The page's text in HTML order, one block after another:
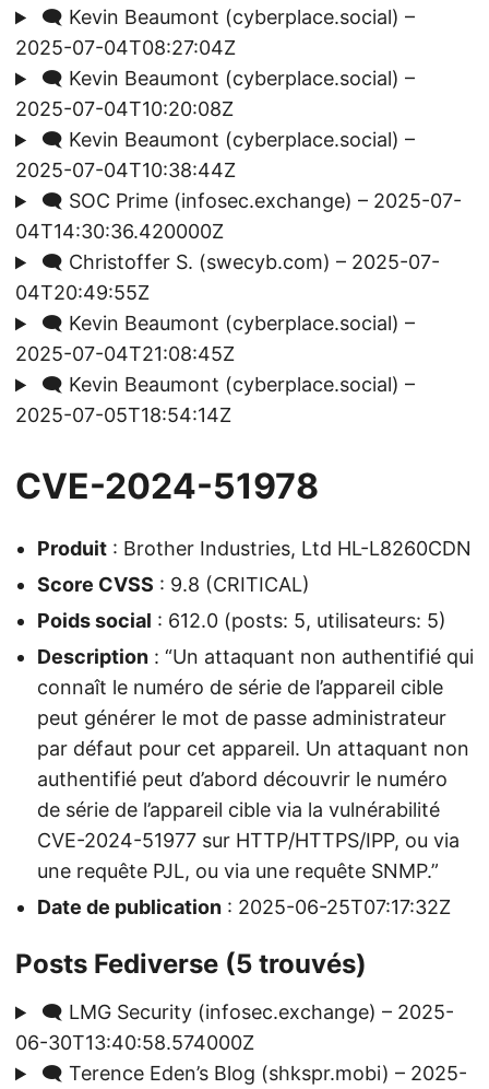
🗨️ Kevin Beaumont (cyberplace.social) –
2025-07-04T08:27:04Z
🗨️ Kevin Beaumont (cyberplace.social) –
2025-07-04T10:20:08Z
🗨️ Kevin Beaumont (cyberplace.social) –
2025-07-04T10:38:44Z
🗨️ SOC Prime (infosec.exchange) – 2025-07-
04T14:30:36.420000Z
🗨️ Christoffer S. (swecyb.com) – 2025-07-
04T20:49:55Z
🗨️ Kevin Beaumont (cyberplace.social) –
2025-07-04T21:08:45Z
🗨️ Kevin Beaumont (cyberplace.social) –
2025-07-05T18:54:14Z
CVE-2024-51978
Produit : Brother Industries, Ltd HL-L8260CDN
Score CVSS : 9.8 (CRITICAL)
Poids social : 612.0 (posts: 5, utilisateurs: 5)
Description : “Un attaquant non authentifié qui
connaît le numéro de série de l’appareil cible
peut générer le mot de passe administrateur
par défaut pour cet appareil. Un attaquant non
authentifié peut d’abord découvrir le numéro
de série de l’appareil cible via la vulnérabilité
CVE-2024-51977 sur HTTP/HTTPS/IPP, ou via
une requête PJL, ou via une requête SNMP.”
Date de publication : 2025-06-25T07:17:32Z
Posts Fediverse (5 trouvés)
🗨️ LMG Security (infosec.exchange) – 2025-
06-30T13:40:58.574000Z
🗨️ Terence Eden’s Blog (shkspr.mobi) – 2025-